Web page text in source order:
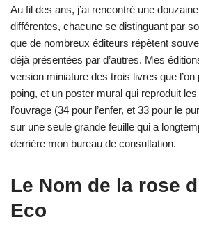
Au fil des ans, j’ai rencontré une
différentes, chacune se distinguant par
que de nombreux éditeurs répètent
déjà présentées par d’autres. Mes
version miniature des trois livres que
poing, et un poster mural qui reproduit
l’ouvrage (34 pour l’enfer, et 33 pour le
sur une seule grande feuille qui a
derrière mon bureau de consultation.
Le Nom de la rose
Eco